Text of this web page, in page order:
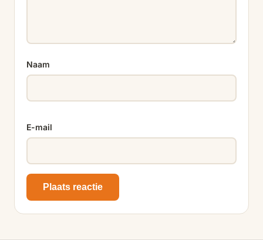
Naam
E-mail
Plaats reactie